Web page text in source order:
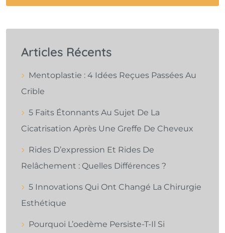
Articles Récents
Mentoplastie : 4 Idées Reçues Passées Au
Crible
5 Faits Étonnants Au Sujet De La
Cicatrisation Après Une Greffe De Cheveux
Rides D’expression Et Rides De
Relâchement : Quelles Différences ?
5 Innovations Qui Ont Changé La Chirurgie
Esthétique
Pourquoi L’oedème Persiste-T-Il Si